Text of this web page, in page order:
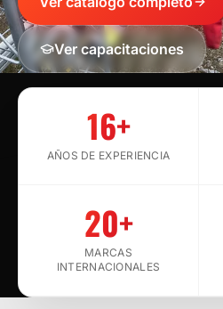
Ver capacitaciones
16+
AÑOS DE EXPERIENCIA
20+
MARCAS
INTERNACIONALES